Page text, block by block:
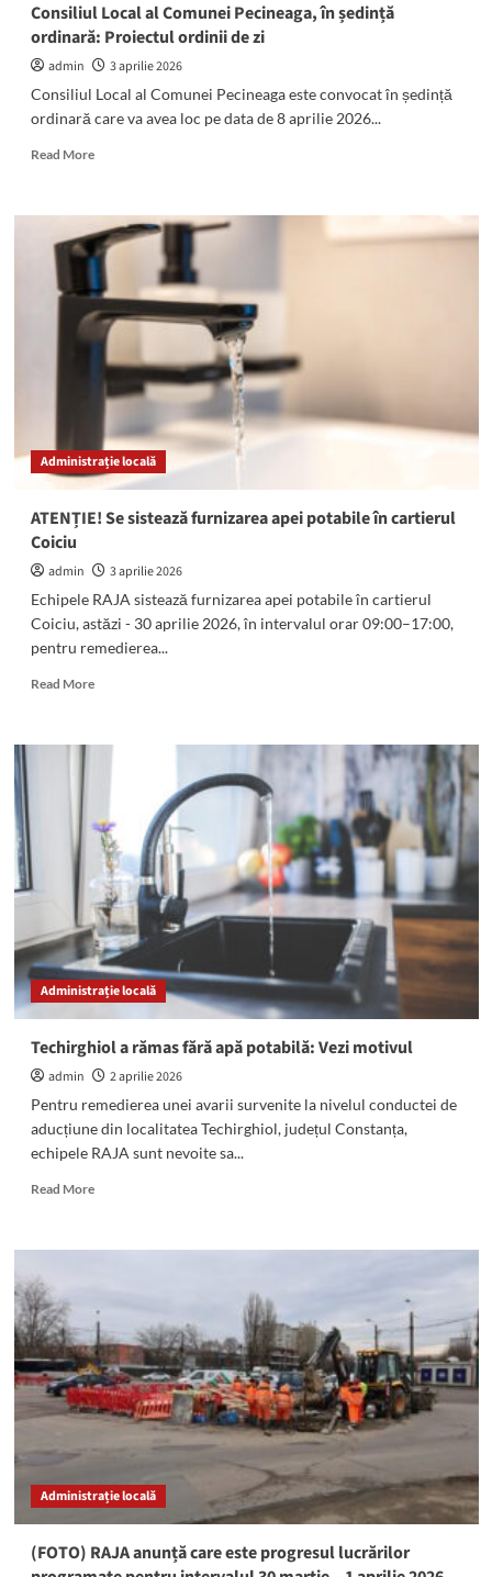
apă
potabilă
la
Consiliul Local al Comunei Pecineaga, în ședință
ordinară: Proiectul ordinii de zi
admin
3 aprilie 2026
Consiliul Local al Comunei Pecineaga este convocat în ședință
ordinară care va avea loc pe data de 8 aprilie 2026...
Read MoreRead
Consiliul
Local
al
Comunei
Pecineaga,
în
ședință
ordinară:
Proiectul
ordinii
zi
Administrație locală
ATENȚIE! Se sistează furnizarea apei potabile în cartierul
Coiciu
admin
3 aprilie 2026
Echipele RAJA sistează furnizarea apei potabile în cartierul
Coiciu, astăzi - 30 aprilie 2026, în intervalul orar 09:00–17:00,
pentru remedierea...
Read MoreRead
ATENȚIE!
apei
potabile
cartierul
Coiciu
Administrație locală
Techirghiol a rămas fără apă potabilă: Vezi motivul
admin
2 aprilie 2026
Pentru remedierea unei avarii survenite la nivelul conductei de
aducțiune din localitatea Techirghiol, județul Constanța,
echipele RAJA sunt nevoite sa...
Read MoreRead
Techirghiol
fără
apă
potabilă:
Vezi
motivul
Administrație locală
(FOTO) RAJA anunță care este progresul lucrărilor